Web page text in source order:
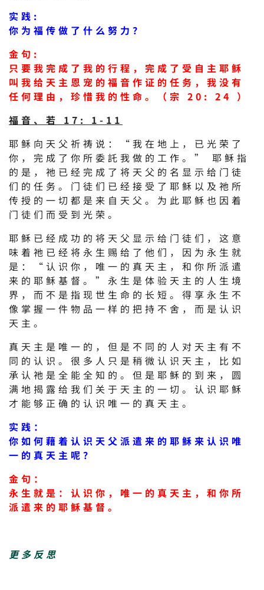
实践:
你为福传做了什么努力？
金句:
只要我完成了我的行程，完成了受自主耶稣
叫我给天主恩宠的福音作证的任务，我没有
任何理由，珍惜我的性命。（宗 20: 24 ）
福音、若 17: 1-11
耶稣向天父祈祷说：“我在地上，已光荣了
你，完成了你所委託我做的工作。” 耶稣指
的是，祂已经完成了将天父的名显示给门徒
们的任务。门徒们已经接受了耶稣以及祂所
传授的一切都是来自天父。为此耶稣也因着
门徒们而受到光荣。
耶稣已经成功的将天父显示给门徒们，这意
味着祂已经将永生赐给了他们，因为永生就
是：“认识你，唯一的真天主，和你所派遣
来的耶稣基督。”永生是体验天主的人生境
界，而不是指现世生命的长短。得享永生不
像掌握一件物品一样的把持不舍，而是认识
天主。
真天主是唯一的，但是不同的人对天主有不
同的认识。很多人只是稍微认识天主，比如
承认祂是全能全知的。但是耶稣的到来，圆
满地揭露给我们关于天主的一切。认识耶稣
才能够正确的认识唯一的真天主。
实践：
你如何藉着认识天父派遣来的耶稣来认识唯
一的真天主呢？
金句：
永生就是：认识你，唯一的真天主，和你所
派遣来的耶稣基督。
更多反思